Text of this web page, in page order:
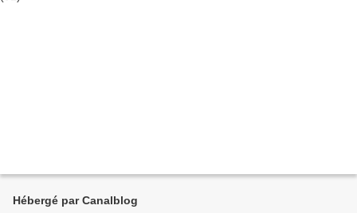
Hébergé par Canalblog